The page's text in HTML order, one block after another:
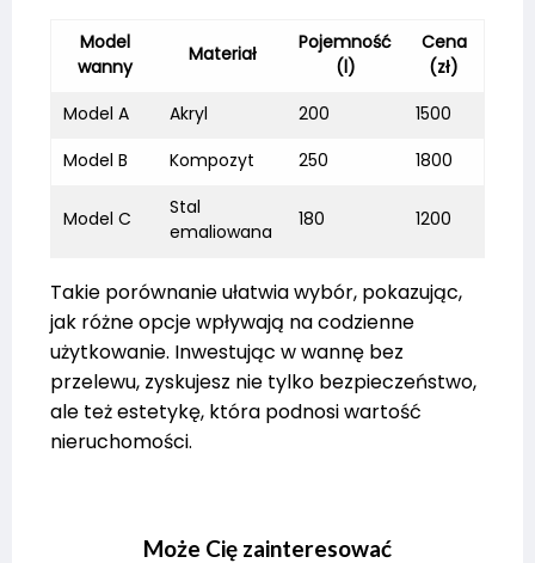
Model
wanny
Materiał
Pojemność
(l)
Cena
(zł)
Model A
Akryl 200
1500
Model B
Kompozyt 250 1800
Model C
Stal
emaliowana
180 1200
Takie porównanie ułatwia wybór, pokazując,
jak różne opcje wpływają na codzienne
użytkowanie. Inwestując w wannę bez
przelewu, zyskujesz nie tylko bezpieczeństwo,
ale też estetykę, która podnosi wartość
nieruchomości.
Może Cię zainteresować